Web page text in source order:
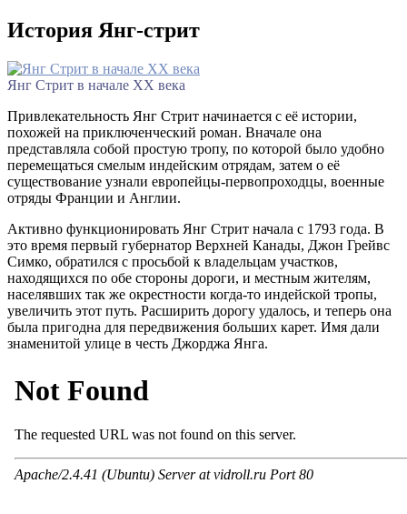
История Янг-стрит
Янг Стрит в начале XX века
Привлекательность Янг Стрит начинается с её истории,
похожей на приключенческий роман. Вначале она
представляла собой простую тропу, по которой было удобно
перемещаться смелым индейским отрядам, затем о её
существование узнали европейцы-первопроходцы, военные
отряды Франции и Англии.
Активно функционировать Янг Стрит начала с 1793 года. В
это время первый губернатор Верхней Канады, Джон Грейвс
Симко, обратился с просьбой к владельцам участков,
находящихся по обе стороны дороги, и местным жителям,
населявших так же окрестности когда-то индейской тропы,
увеличить этот путь. Расширить дорогу удалось, и теперь она
была пригодна для передвижения больших карет. Имя дали
знаменитой улице в честь Джорджа Янга.